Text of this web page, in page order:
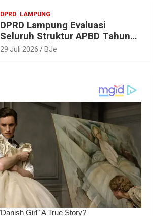
DPRD LAMPUNG
DPRD Lampung Evaluasi
Seluruh Struktur APBD Tahun
2027
29 Juli 2026 BJe